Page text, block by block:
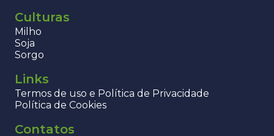
Culturas
Milho
Soja
Sorgo
Links
Termos de uso e Política de Privacidade
Política de Cookies
Contatos